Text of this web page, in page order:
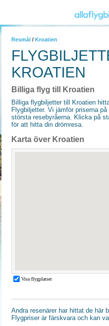
Resmål / Kroatien
KROATIEN
Billiga flyg till Kroatien
Billiga flygbiljetter till Kroatien
Flygbiljetter. Vi jämför priserna
största resebyråerna. Klicka på
för att hitta din drömresa.
Karta över Kroatien
Andra resenärer har hittat de här
Flygpriser är färskvara och kan